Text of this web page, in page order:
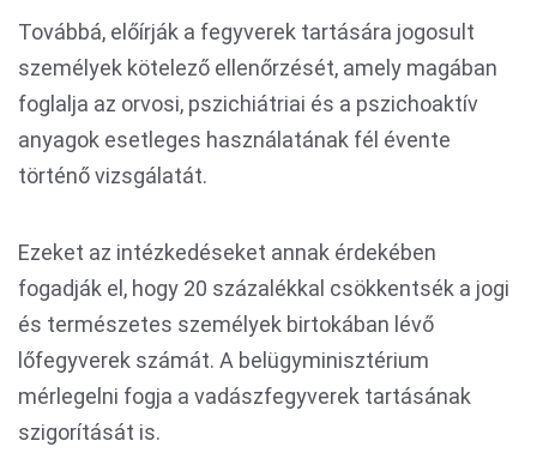
Továbbá, előírják a fegyverek tartására jogosult
személyek kötelező ellenőrzését, amely magában
foglalja az orvosi, pszichiátriai és a pszichoaktív
anyagok esetleges használatának fél évente
történő vizsgálatát.
Ezeket az intézkedéseket annak érdekében
fogadják el, hogy 20 százalékkal csökkentsék a jogi
és természetes személyek birtokában lévő
lőfegyverek számát. A belügyminisztérium
mérlegelni fogja a vadászfegyverek tartásának
szigorítását is.